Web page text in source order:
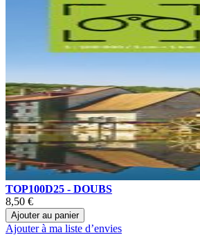
TOP100D25 - DOUBS
8,50 €
Ajouter au panier
Ajouter à ma liste d’envies